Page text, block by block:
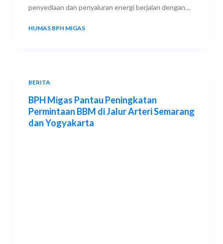
penyediaan dan penyaluran energi berjalan dengan…
HUMAS BPH MIGAS
BERITA
BPH Migas Pantau Peningkatan
Permintaan BBM di Jalur Arteri Semarang
dan Yogyakarta